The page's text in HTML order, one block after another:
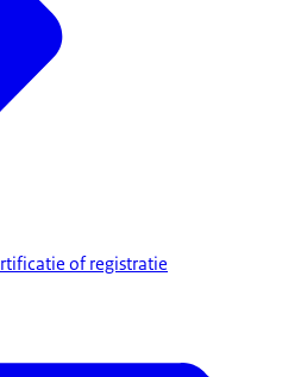
of registratie